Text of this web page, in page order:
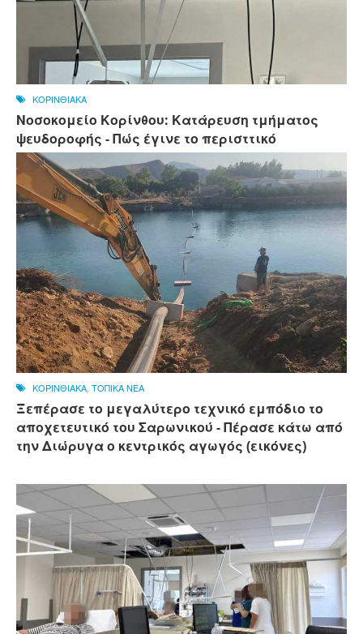
ΚΟΡΙΝΘΙΑΚΑ
Νοσοκομείο Κορίνθου: Κατάρευση τμήματος
ψευδοροφής - Πώς έγινε το περισττικό
ΚΟΡΙΝΘΙΑΚΑ ΤΟΠΙΚΑ ΝΕΑ
Ξεπέρασε το μεγαλύτερο τεχνικό εμπόδιο το
αποχετευτικό του Σαρωνικού - Πέρασε κάτω από
την Διώρυγα ο κεντρικός αγωγός (εικόνες)